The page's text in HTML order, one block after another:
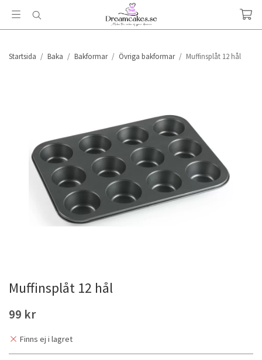
Startsida / Baka / Bakformar / Övriga bakformar / Muffinsplåt 12 hål
Muffinsplåt 12 hål
99 kr
Finns ej i lagret